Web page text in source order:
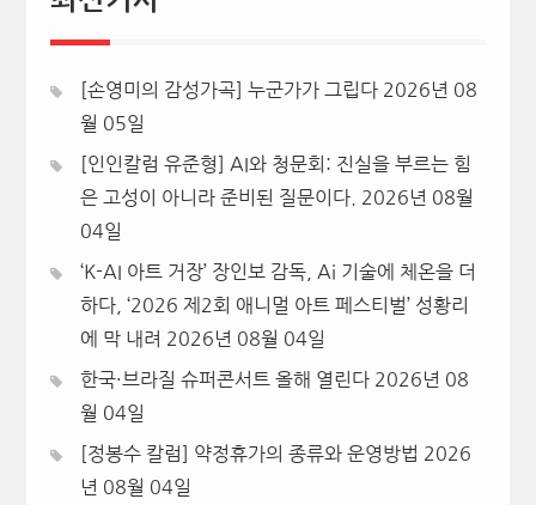
[손영미의 감성가곡] 누군가가 그립다 2026년 08
월 05일
[인인칼럼 유준형] AI와 청문회: 진실을 부르는 힘
은 고성이 아니라 준비된 질문이다.
2026년 08월
04일
‘K-AI 아트 거장’ 장인보 감독, Ai 기술에 체온을 더
하다, ‘2026 제2회 애니멀 아트 페스티벌’ 성황리
에 막 내려 2026년 08월 04일
한국·브라질 슈퍼콘서트 올해 열린다 2026년 08
월 04일
[정봉수 칼럼] 약정휴가의 종류와 운영방법 2026
년 08월 04일